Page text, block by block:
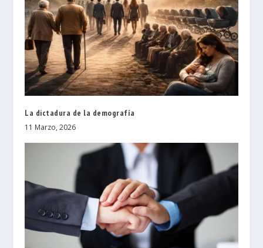
La dictadura de la demografía
11 Marzo, 2026